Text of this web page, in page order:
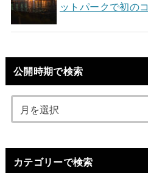
ットパークで初の
公開時期で検索
カテゴリーで検索